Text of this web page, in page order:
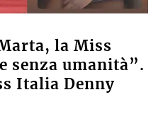
la Miss
senza umanità”.
Italia Denny